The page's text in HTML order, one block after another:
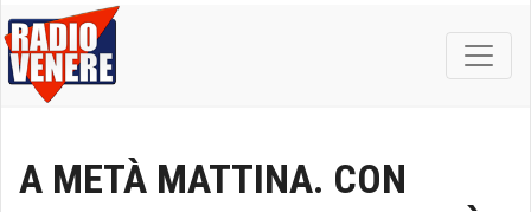
A METÀ MATTINA. CON